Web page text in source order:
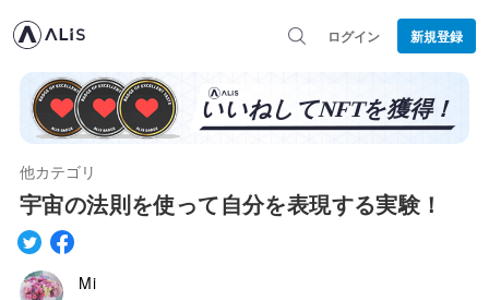
ログイン 新規登録
他カテゴリ
宇宙の法則を使って自分を表現する実験！
Mi